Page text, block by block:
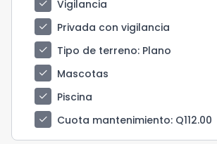
check
Vigilancia
check
Privada con vigilancia
check
Tipo de terreno: Plano
check
Mascotas
check
Piscina
check
Cuota mantenimiento: Q112.00